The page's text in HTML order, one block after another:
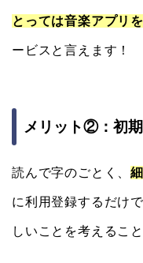
とっては音楽アプリ
ービスと言えます！
メリット②：初
読んで字のごとく、
に利用登録するだけ
しいことを考えるこ